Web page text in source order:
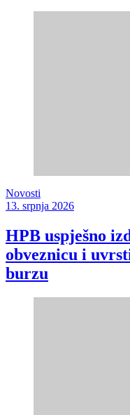
Novosti
13. srpnja 2026
HPB uspješno
obveznicu i
burzu